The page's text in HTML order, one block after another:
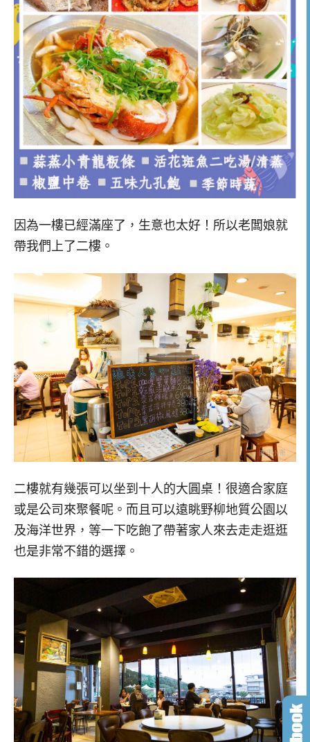
因為一樓已經滿座了，生意也太好！所以老闆娘就
帶我們上了二樓。
二樓就有幾張可以坐到十人的大圓桌！很適合家庭
或是公司來聚餐呢。而且可以遠眺野柳地質公園以
及海洋世界，等一下吃飽了帶著家人來去走走逛逛
也是非常不錯的選擇。